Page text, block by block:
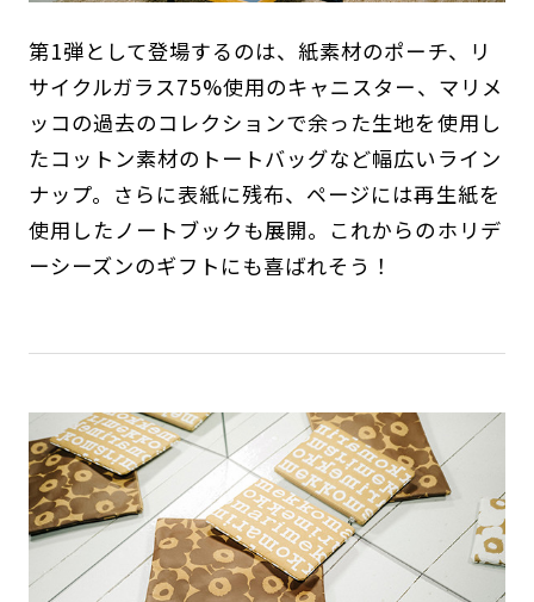
第1弾として登場するのは、紙素材のポーチ、リ
サイクルガラス75%使用のキャニスター、マリメ
ッコの過去のコレクションで余った生地を使用し
たコットン素材のトートバッグなど幅広いライン
ナップ。さらに表紙に残布、ページには再生紙を
使用したノートブックも展開。これからのホリデ
ーシーズンのギフトにも喜ばれそう！